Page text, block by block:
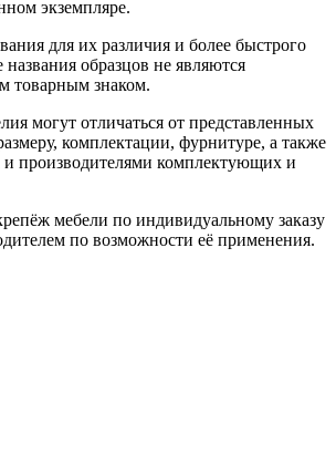
экземпляре.
для их различия и более быстрого
названия образцов не являются
товарным знаком.
могут отличаться от представленных
комплектации, фурнитуре, а также
производителями комплектующих и
мебели по индивидуальному заказу
по возможности её применения.